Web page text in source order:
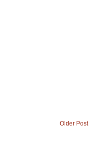
Older Post